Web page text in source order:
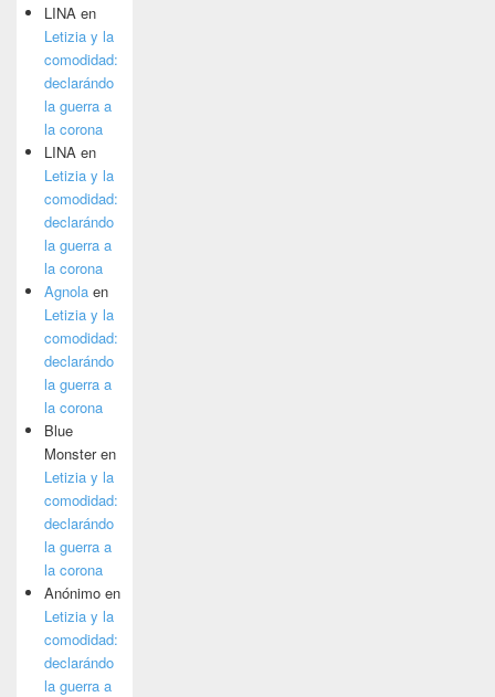
LINA en
Letizia y la
comodidad:
declarándo
la guerra a
la corona
LINA en
Letizia y la
comodidad:
declarándo
la guerra a
la corona
Agnola en
Letizia y la
comodidad:
declarándo
la guerra a
la corona
Blue
Monsteren
Letizia y la
comodidad:
declarándo
la guerra a
la corona
Anónimo en
Letizia y la
comodidad:
declarándo
la guerra a